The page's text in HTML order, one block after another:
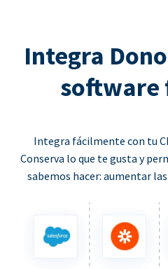
Integra
software
Integra fácilmente con tu
Conserva lo que te gusta y
sabemos hacer: aumentar